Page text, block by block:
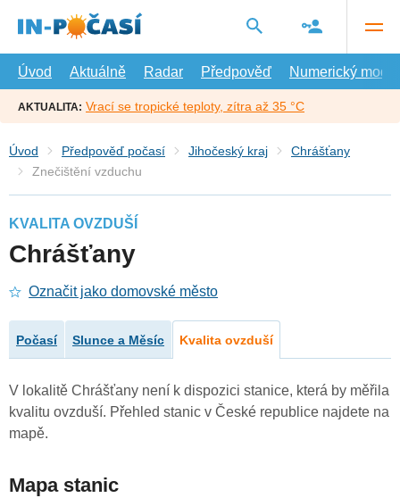
hlavní
Úvod
Aktuálně Radar Předpověď Numerický model
AKTUALITA: Vrací se tropické teploty, zítra až 35 °C
Úvod Předpověď počasí Jihočeský kraj
Chrášťany
Znečištění vzduchu
KVALITA OVZDUŠÍ
Chrášťany
Označit jako domovské město
Počasí Slunce a Měsíc Kvalita ovzduší
V lokalitě Chrášťany není k dispozici stanice, která by měřila
kvalitu ovzduší. Přehled stanic v České republice najdete na
mapě.
Mapa stanic